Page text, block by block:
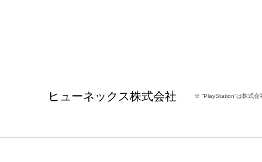
ヒューネックス株式会社 ※ “PlayStation”は株式